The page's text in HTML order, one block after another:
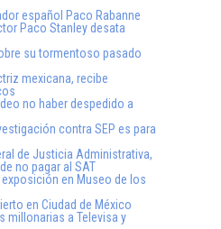
español Paco Rabanne
Paco Stanley desata
su tormentoso pasado
mexicana, recibe
no haber despedido a
contra SEP es para
de Justicia Administrativa,
no pagar al SAT
en Museo de los
en Ciudad de México
millonarias a Televisa y